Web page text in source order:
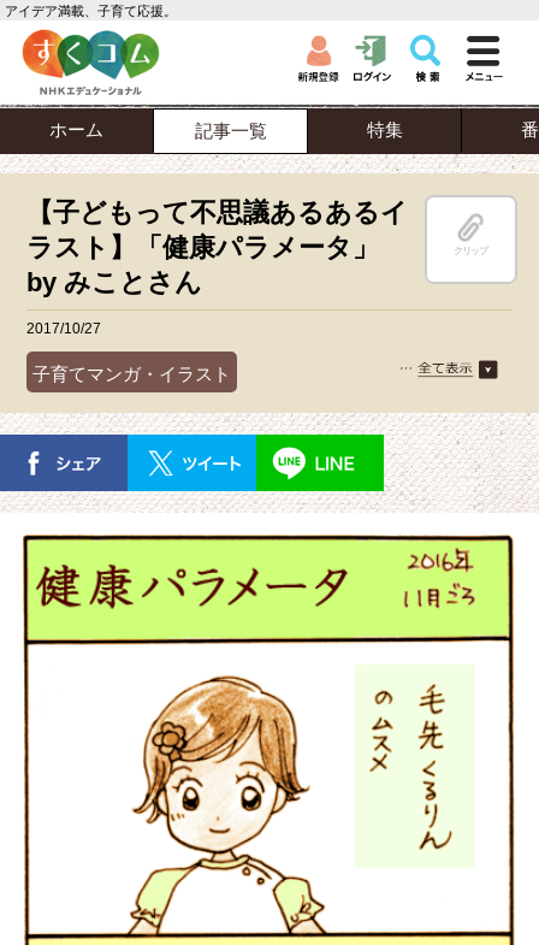
アイデア満載、子育て応援。
ホーム 記事一覧 特集
【子どもって不思議あるあるイ
ラスト】「健康パラメータ」
by みことさん
クリップ
2017/10/27
子育てマンガ・イラスト